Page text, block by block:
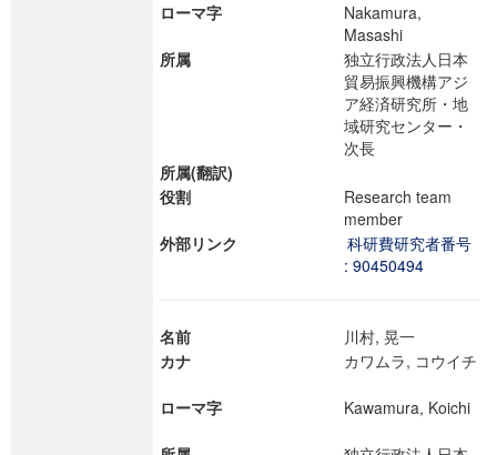
ローマ字
Nakamura,
Masashi
所属
独立行政法人日本
貿易振興機構アジ
ア経済研究所・地
域研究センター・
次長
所属(翻訳)
役割
Research team
member
外部リンク
科研費研究者番号
: 90450494
名前
川村, 晃一
カナ
カワムラ, コウイチ
ローマ字 Kawamura, Koichi